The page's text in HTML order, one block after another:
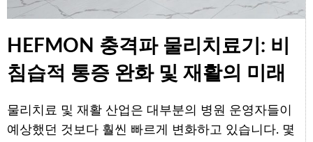
HEFMON 충격파 물리치료기: 비
침습적 통증 완화 및 재활의 미래
물리치료 및 재활 산업은 대부분의 병원 운영자들이
예상했던 것보다 훨씬 빠르게 변화하고 있습니다. 몇